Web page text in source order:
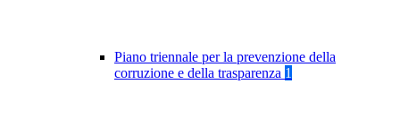
Piano triennale per la prevenzione della
corruzione e della trasparenza 1